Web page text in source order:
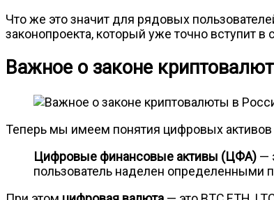
Что же это значит для рядовых
законопроекта, который уже точно вступит в
Важное о законе
Теперь мы имеем понятия цифровых активов
Цифровые финансовые активы (ЦФА) —
пользователь наделен определенными